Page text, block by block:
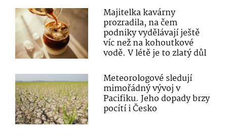
Majitelka kavárny
prozradila, na čem
podniky vydělávají ještě
víc než na kohoutkové
vodě. V létě je to zlatý důl
Meteorologové sledují
mimořádný vývoj v
Pacifiku. Jeho dopady brzy
pocítí i Česko